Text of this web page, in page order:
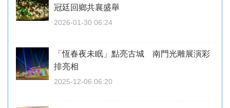
冠廷回鄉共襄盛舉
2026-01-30 06:24
「恆春夜未眠」點亮古城 南門光雕展演彩
排亮相
2025-12-06 06:20